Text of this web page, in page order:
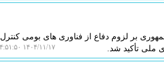
بر لزوم دفاع از فناوری های بومی کنترل
ملی تأکید شد.
۱۴۰۴/۱۱/۱۷ ۱۴:۵۱:۵۰